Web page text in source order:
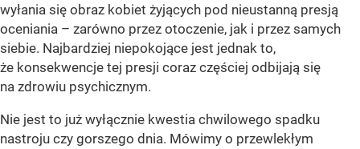
wyłania się obraz kobiet żyjących pod nieustanną presją
oceniania – zarówno przez otoczenie, jak i przez samych
siebie. Najbardziej niepokojące jest jednak to,
że konsekwencje tej presji coraz częściej odbijają się
na zdrowiu psychicznym.
Nie jest to już wyłącznie kwestia chwilowego spadku
nastroju czy gorszego dnia. Mówimy o przewlekłym